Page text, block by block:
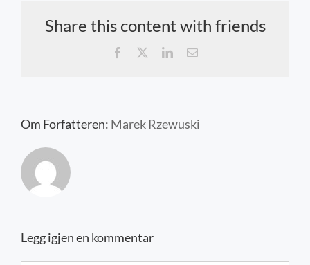
Share this content with friends
Facebook LinkedIn
E-
Om Forfatteren: Marek Rzewuski
Legg igjen en kommentar